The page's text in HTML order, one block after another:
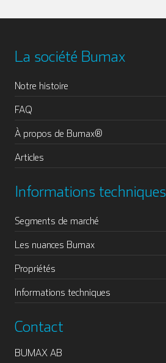
La société Bumax
Notre histoire
FAQ
À propos de Bumax®
Articles
Informations techniques
Segments de marché
Les nuances Bumax
Propriétés
Informations techniques
Contact
BUMAX AB